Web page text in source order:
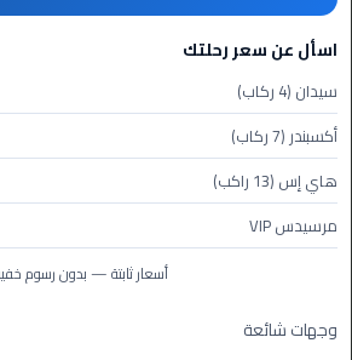
دهب
مكاتب
ليموزين
الاسكندرية
ليموزين
مايو
حلوان
اسأل عن سعر رحلتك
سيدان (4 ركاب)
أكسبندر (7 ركاب)
هاي إس (13 راكب)
مرسيدس VIP
أسعار ثابتة — بدون رسوم
وجهات شائعة